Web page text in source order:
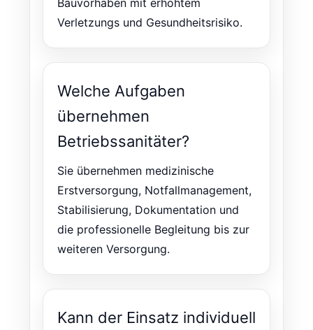
Bauvorhaben mit erhöhtem
Verletzungs und Gesundheitsrisiko.
Welche Aufgaben
übernehmen
Betriebssanitäter?
Sie übernehmen medizinische
Erstversorgung, Notfallmanagement,
Stabilisierung, Dokumentation und
die professionelle Begleitung bis zur
weiteren Versorgung.
Kann der Einsatz individuell